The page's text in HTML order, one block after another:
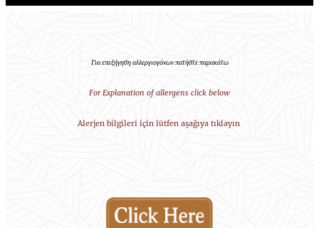
Για επεξήγηση αλλεργιογόνων πατήστε παρακάτω
For Explanation of allergens click below
Alerjen bilgileri için lütfen aşağıya tıklayın